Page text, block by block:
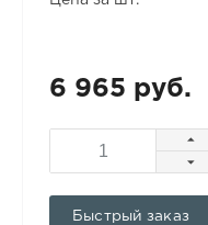
6 965 руб.
Быстрый заказ